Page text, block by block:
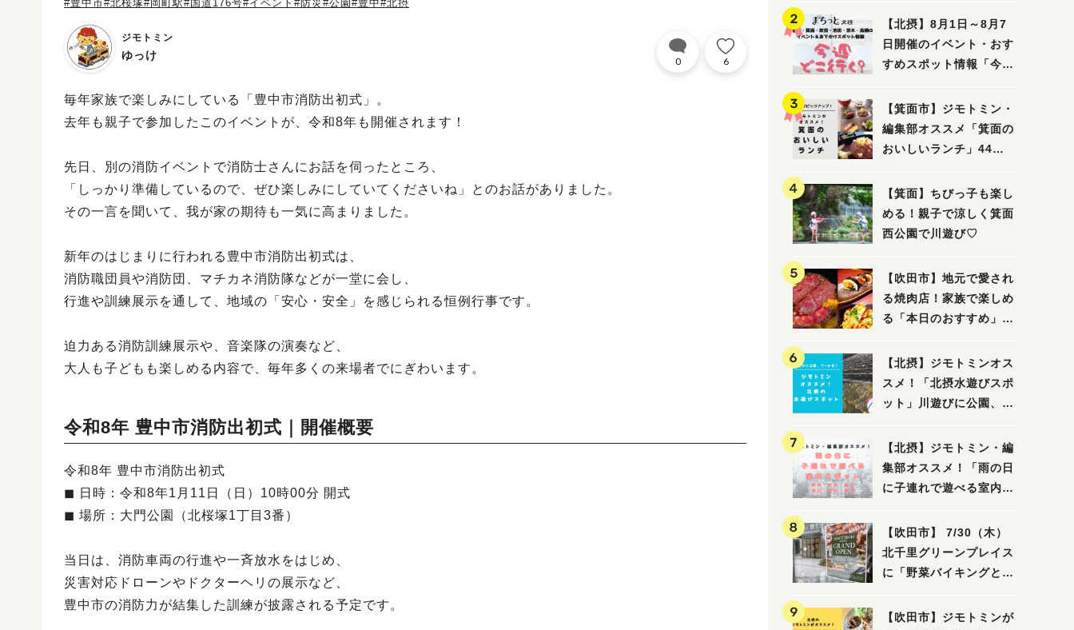
#豊中市#北桜塚#岡町駅#国道176号#イベント #防災 #公園 #豊中#北摂
ジモトミン
ゆっけ 0 6
毎年家族で楽しみにしている「豊中市消防出初式」。
去年も親子で参加したこのイベントが、令和8年も開催されます！
先日、別の消防イベントで消防士さんにお話を伺ったところ、
「しっかり準備しているので、ぜひ楽しみにしていてくださいね」とのお話がありました。
その一言を聞いて、我が家の期待も一気に高まりました。
新年のはじまりに行われる豊中市消防出初式は、
消防職団員や消防団、マチカネ消防隊などが一堂に会し、
行進や訓練展示を通して、地域の「安心・安全」を感じられる恒例行事です。
迫力ある消防訓練展示や、音楽隊の演奏など、
大人も子どもも楽しめる内容で、毎年多くの来場者でにぎわいます。
令和8年 豊中市消防出初式｜開催概要
令和8年 豊中市消防出初式
◼︎ 日時：令和8年1月11日（日）10時00分 開式
◼︎ 場所：大門公園（北桜塚1丁目3番）
当日は、消防車両の行進や一斉放水をはじめ、
災害対応ドローンやドクターヘリの展示など、
豊中市の消防力が結集した訓練が披露される予定です。
【北摂】8月1日～8月7
日開催のイベント・おす
すめスポット情報「今週
面・吹田・池田・茨木・
高槻）
【箕面市】ジモトミン・
編集部オススメ「箕面の
おいしいランチ」44
から穴場まで！〜
【箕面】ちびっ子も楽し
める！親子で涼しく箕面
西公園で川遊び♡
【吹田市】地元で愛され
る焼肉店！家族で楽しめ
る「本日のおすすめ」で
【北摂】ジモトミンオス
スメ！「北摂水遊びスポ
ット」川遊びに公園、プ
吹田・茨木・高槻）
【北摂】ジモトミン・編
集部オススメ！「雨の日
に子連れで遊べる室内ス
箕面・吹田・豊中・茨
木・池田）
【吹田市】 7/30（木）
北千里グリーンプレイス
に「野菜バイキングと飲
里店」がオープン予定！
【吹田市】ジモトミンが